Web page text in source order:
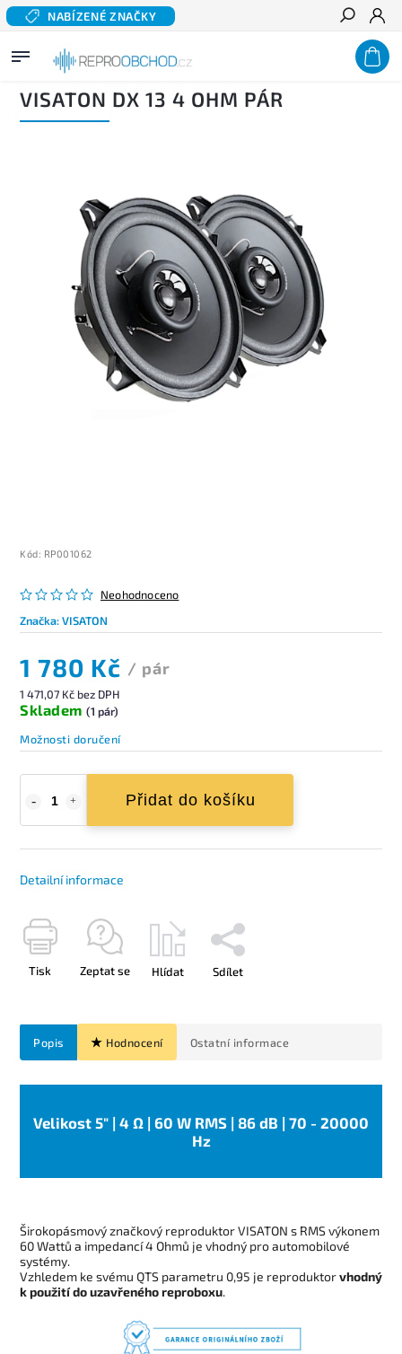
NABÍZENÉ ZNAČKY
Hledat
Domů/ Auto audio/Reproduktory do auta
VISATON DX 13
VISATON DX 13 4 OHM PÁR
Kód: RP001062
Neohodnoceno
Značka:VISATON
1 780 Kč / pár
1 471,07 Kč bez DPH
Skladem (1 pár)
Možnosti doručení
Přidat do košíku
Detailní informace
Tisk Zeptat se Hlídat Sdílet
Popis Hodnocení Ostatní informace
Velikost 5" | 4 Ω | 60 W RMS | 86 dB | 70 - 20000
Hz
Širokopásmový značkový reproduktor VISATON s RMS výkonem
60 Wattů a impedancí 4 Ohmů je vhodný pro automobilové
systémy.
Vzhledem ke svému QTS parametru 0,95 je reproduktorvhodný
k použití do uzavřeného reproboxu.